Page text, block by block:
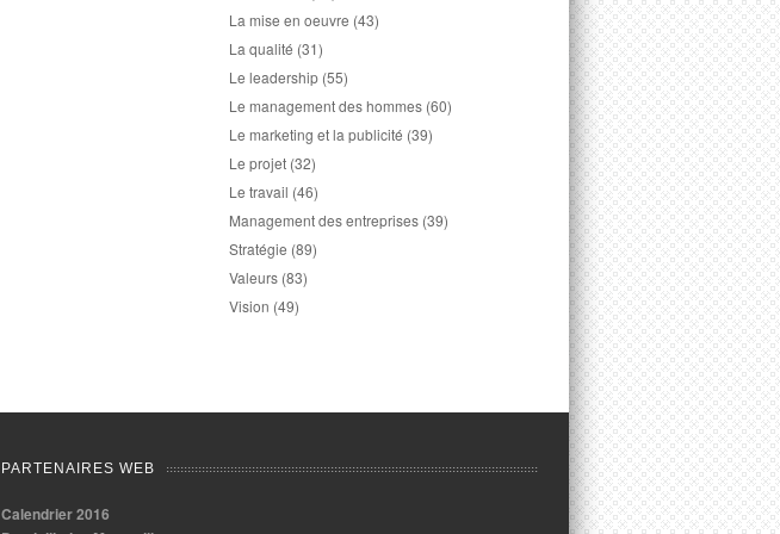
La mise en oeuvre (43)
La qualité (31)
Le leadership (55)
Le management des hommes (60)
Le marketing et la publicité (39)
Le projet (32)
Le travail (46)
Management des entreprises (39)
Stratégie (89)
Valeurs (83)
Vision (49)
PARTENAIRES WEB
Calendrier 2016